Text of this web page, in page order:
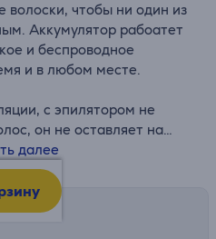
волоски, чтобы ни один из
Аккумулятор рабоатет
и беспроводное
и в любом месте.
с эпилятором не
он не оставляет на
химических веществ,
одноразовой покупки
далее